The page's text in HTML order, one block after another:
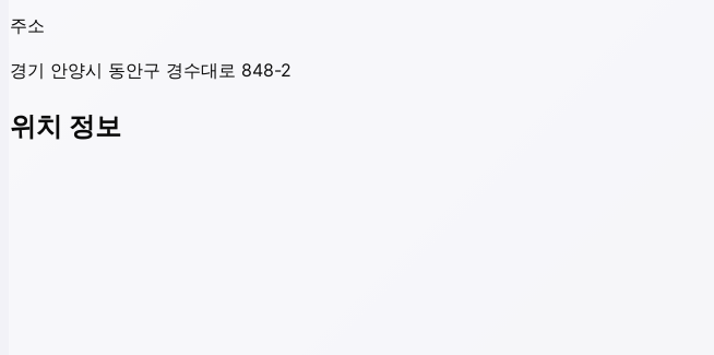
주소
경기 안양시 동안구 경수대로 848-2
위치 정보